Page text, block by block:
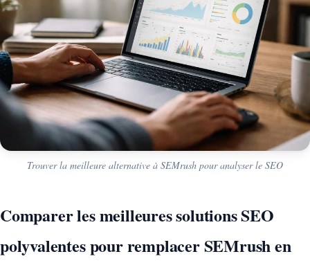
Trouver la meilleure alternative à SEMrush pour analyser le SEO
Comparer les meilleures solutions SEO
polyvalentes pour remplacer SEMrush en